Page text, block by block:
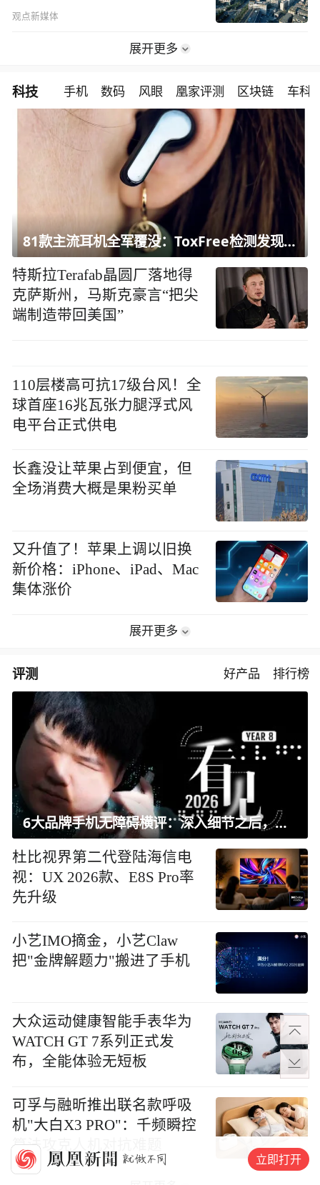
观点新媒体
展开更多
科技 手机 数码 风眼 凰家评测 区块链 车科
81款主流耳机全军覆没：ToxFree检测发现均含对人体有害化学物质
特斯拉Terafab晶圆厂落地得
克萨斯州，马斯克豪言“把尖
端制造带回美国”
110层楼高可抗17级台风！全
球首座16兆瓦张力腿浮式风
电平台正式供电
长鑫没让苹果占到便宜，但
全场消费大概是果粉买单
又升值了！苹果上调以旧换
新价格：iPhone、iPad、Mac
集体涨价
展开更多
评测 好产品 排行榜
6大品牌手机无障碍横评：深入细节之后，似乎只有苹果能挺住？｜ 看见2026
杜比视界第二代登陆海信电
视：UX 2026款、E8S Pro率
先升级
小艺IMO摘金，小艺Claw
把"金牌解题力"搬进了手机
大众运动健康智能手表华为
WATCH GT 7系列正式发
布，全能体验无短板
可孚与融昕推出联名款呼吸
机"大白X3 PRO"：千频瞬控
算法攻克人机对抗难题
立即打开